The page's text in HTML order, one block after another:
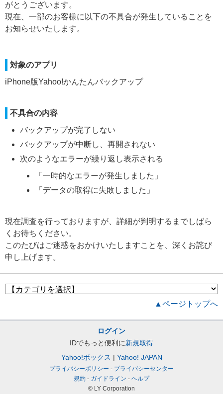
がとうございます。
現在、一部のお客様に以下の不具合が発生していることを
お知らせいたします。
対象のアプリ
iPhone版Yahoo!かんたんバックアップ
不具合の内容
バックアップが完了しない
バックアップが中断し、再開されない
次のようなエラーが繰り返し表示される
「一時的なエラーが発生しました」
「データの取得に失敗しました」
現在調査を行っておりますが、詳細が判明するまでしばら
くお待ちください。
このたびはご迷惑をおかけいたしますことを、深くお詫び
申し上げます。
▲ページトップへ
ログイン
IDでもっと便利に新規取得
Yahoo!ボックス
Yahoo! JAPAN
プライバシーポリシー
プライバシーセンター
規約
ガイドライン
ヘルプ
© LY Corporation